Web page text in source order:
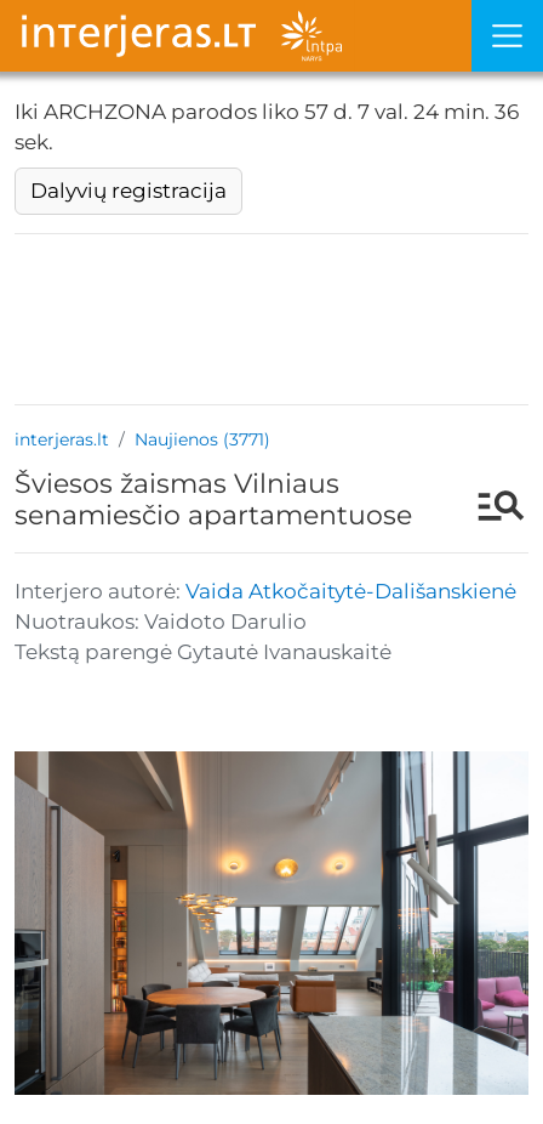
Iki ARCHZONA parodos liko 57 d. 7 val. 24 min. 33
sek.
Dalyvių registracija
interjeras.lt Naujienos (3771)
Šviesos žaismas Vilniaus
senamiesčio apartamentuose
Interjero autorė: Vaida Atkočaitytė-Dališanskienė
Nuotraukos: Vaidoto Darulio
Tekstą parengė Gytautė Ivanauskaitė